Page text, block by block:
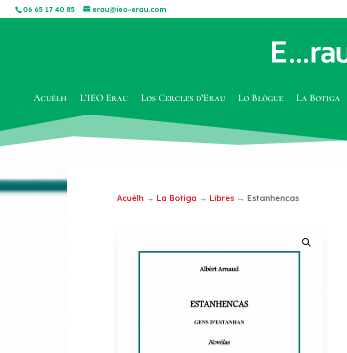
06 65 17 40 85 erau@ieo-erau.com
Acuèlh L’IEO Erau Los Cercles d’Erau Lo Blògue La Botiga
Acuèlh → La Botiga → Libres → Estanhencas